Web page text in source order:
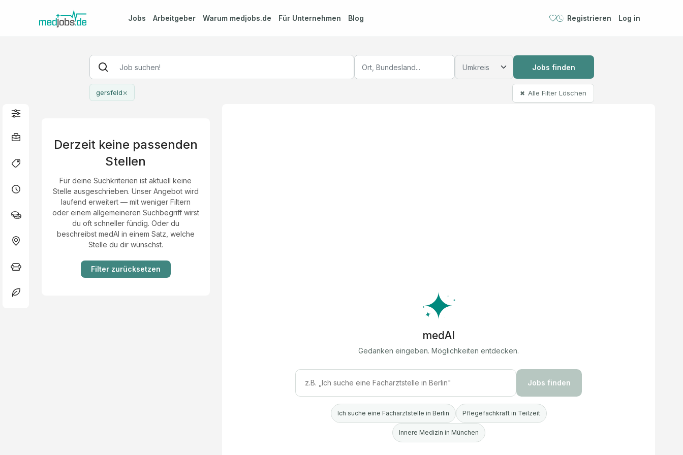
Jobs Arbeitgeber Warum medjobs.de Für Unternehmen Blog Registrieren Log in
Jobs finden
gersfeld× ✖ Alle Filter Löschen
Derzeit keine passenden
Stellen
Für deine Suchkriterien ist aktuell keine
Stelle ausgeschrieben. Unser Angebot wird
laufend erweitert — mit weniger Filtern
oder einem allgemeineren Suchbegriff wirst
du oft schneller fündig. Oder du
beschreibst medAI in einem Satz, welche
Stelle du dir wünschst.
Filter zurücksetzen
medAI
Gedanken eingeben. Möglichkeiten entdecken.
Jobs finden
Ich suche eine Facharztstelle in Berlin Pflegefachkraft in Teilzeit
Innere Medizin in München